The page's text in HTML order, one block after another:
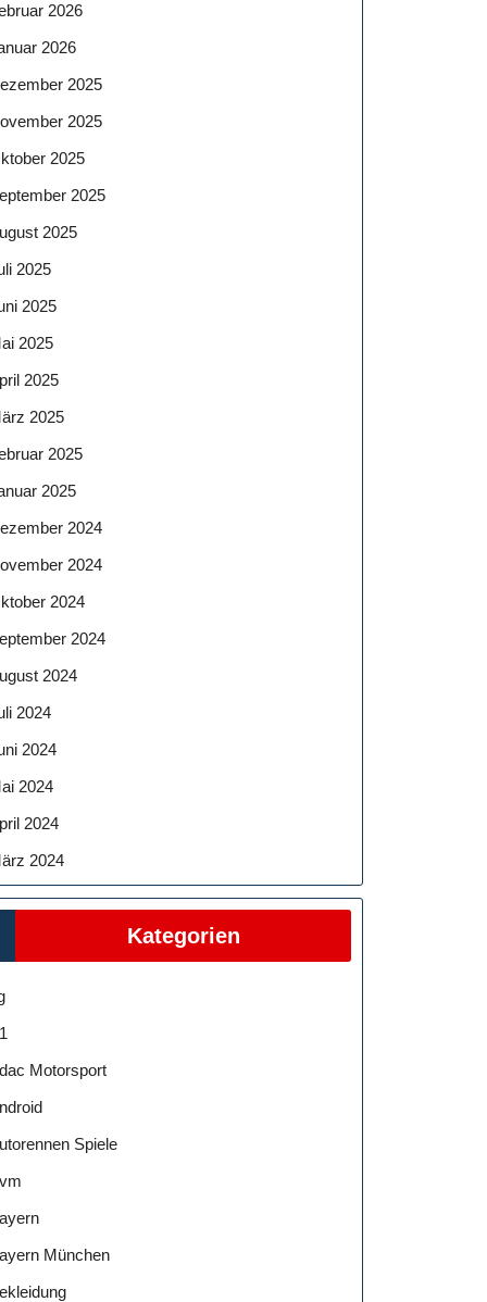
2026
2026
2025
2025
2025
2025
2025
2025
2025
2025
2025
2025
2025
2025
2024
2024
2024
2024
2024
2024
2024
2024
2024
2024
Kategorien
Motorsport
Spiele
München